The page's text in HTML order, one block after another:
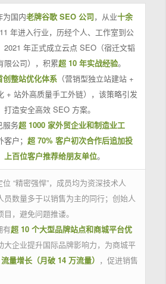
为国内老牌谷歌 SEO 公司，从业十余
年进入行业，历经个人、工作室到公
2021 年正式成立云点 SEO（宿迁文韬
限公司），积累超 10 年实战经验。
创整站优化体系（营销型独立站建站 +
+ 站外高质量手工外链），该策略引发
造安全高效 SEO 方案。
服务超 1000 家外贸企业和制造业工
户； 超 70% 客户初次合作后追加投
上百位客户推荐给朋友单位。
位 “精密强悍”，成员均为资深技术人
员数量多于以销售为主的同行；创始人
，避免问题推诿。
有超 10 个大型品牌站点和商城平台优
大企业提升国际品牌影响力，为商城平
量增长（月破 14 万流量） ，促进销售